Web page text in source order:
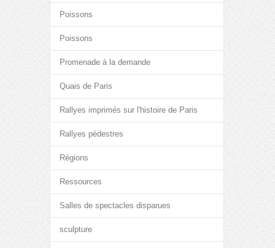
Poissons
Poissons
Promenade à la demande
Quais de Paris
Rallyes imprimés sur l'histoire de Paris
Rallyes pédestres
Régions
Ressources
Salles de spectacles disparues
sculpture